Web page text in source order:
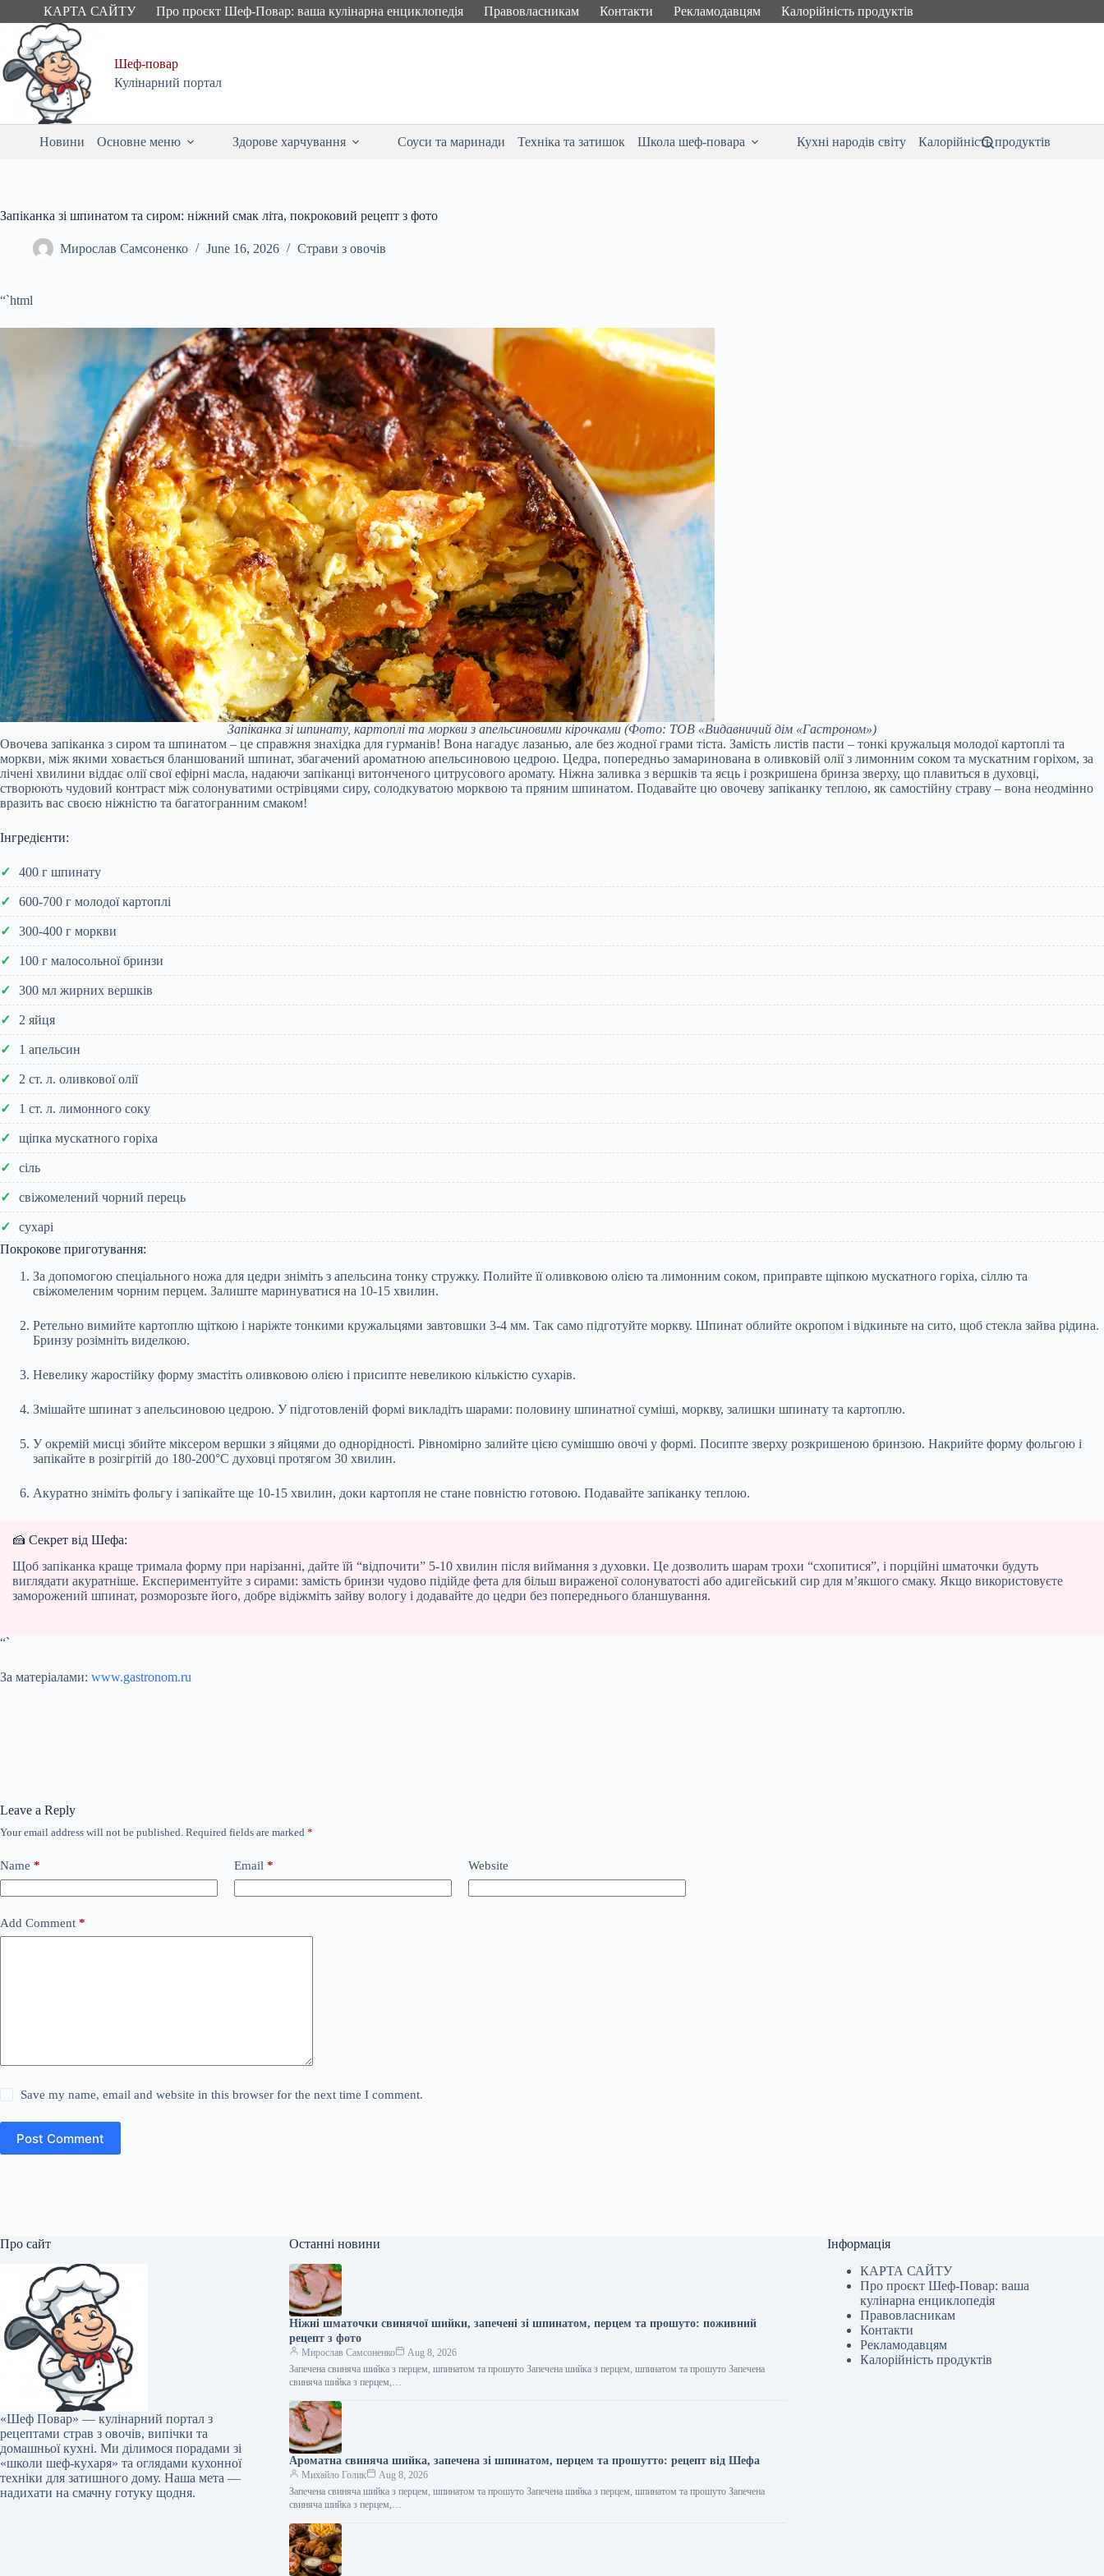
to
content
КАРТА САЙТУ Про проєкт Шеф-Повар: ваша кулінарна енциклопедія Правовласникам Контакти Рекламодавцям Калорійність продуктів
Шеф-повар
Кулінарний портал
Новини Основне меню Здорове харчування Соуси та маринади Техніка та затишок Школа шеф-повара Кухні народів світу Калорійність продуктів
Запіканка зі шпинатом та сиром: ніжний смак літа, покроковий рецепт з фото
Мирослав Самсоненко June 16, 2026 Страви з овочів
“`html
Запіканка зі шпинату, картоплі та моркви з апельсиновими кірочками (Фото: ТОВ «Видавничий дім «Гастроном»)
Овочева запіканка з сиром та шпинатом – це справжня знахідка для гурманів! Вона нагадує лазанью, але без жодної грами тіста. Замість листів пасти – тонкі кружальця молодої картоплі та
моркви, між якими ховається бланшований шпинат, збагачений ароматною апельсиновою цедрою. Цедра, попередньо замаринована в оливковій олії з лимонним соком та мускатним горіхом, за
лічені хвилини віддає олії свої ефірні масла, надаючи запіканці витонченого цитрусового аромату. Ніжна заливка з вершків та яєць і розкришена бринза зверху, що плавиться в духовці,
створюють чудовий контраст між солонуватими острівцями сиру, солодкуватою морквою та пряним шпинатом. Подавайте цю овочеву запіканку теплою, як самостійну страву – вона неодмінно
вразить вас своєю ніжністю та багатогранним смаком!
Інгредієнти:
400 г шпинату
600-700 г молодої картоплі
300-400 г моркви
100 г малосольної бринзи
300 мл жирних вершків
2 яйця
1 апельсин
2 ст. л. оливкової олії
1 ст. л. лимонного соку
щіпка мускатного горіха
сіль
свіжомелений чорний перець
сухарі
Покрокове приготування:
За допомогою спеціального ножа для цедри зніміть з апельсина тонку стружку. Полийте її оливковою олією та лимонним соком, приправте щіпкою мускатного горіха, сіллю та
свіжомеленим чорним перцем. Залиште маринуватися на 10-15 хвилин.
Ретельно вимийте картоплю щіткою і наріжте тонкими кружальцями завтовшки 3-4 мм. Так само підготуйте моркву. Шпинат облийте окропом і відкиньте на сито, щоб стекла зайва рідина.
Бринзу розімніть виделкою.
Невелику жаростійку форму змастіть оливковою олією і присипте невеликою кількістю сухарів.
Змішайте шпинат з апельсиновою цедрою. У підготовленій формі викладіть шарами: половину шпинатної суміші, моркву, залишки шпинату та картоплю.
У окремій мисці збийте міксером вершки з яйцями до однорідності. Рівномірно залийте цією сумішшю овочі у формі. Посипте зверху розкришеною бринзою. Накрийте форму фольгою і
запікайте в розігрітій до 180-200°С духовці протягом 30 хвилин.
Акуратно зніміть фольгу і запікайте ще 10-15 хвилин, доки картопля не стане повністю готовою. Подавайте запіканку теплою.
🍰 Секрет від Шефа:
Щоб запіканка краще тримала форму при нарізанні, дайте їй “відпочити” 5-10 хвилин після виймання з духовки. Це дозволить шарам трохи “схопитися”, і порційні шматочки будуть
виглядати акуратніше. Експериментуйте з сирами: замість бринзи чудово підійде фета для більш вираженої солонуватості або адигейський сир для м’якшого смаку. Якщо використовуєте
заморожений шпинат, розморозьте його, добре відіжміть зайву вологу і додавайте до цедри без попереднього бланшування.
“`
За матеріалами: www.gastronom.ru
Leave a Reply
Your email address will not be published. Required fields are marked *
Name * Email * Website
Add Comment *
Save my name, email and website in this browser for the next time I comment.
Post Comment
Про сайт
«Шеф Повар» — кулінарний портал з
рецептами страв з овочів, випічки та
домашньої кухні. Ми ділимося порадами зі
«школи шеф-кухаря» та оглядами кухонної
техніки для затишного дому. Наша мета —
надихати на смачну готуку щодня.
Останні новини
Ніжні шматочки свинячої шийки, запечені зі шпинатом, перцем та прошуто: поживний
рецепт з фото
Мирослав Самсоненко
Aug 8, 2026
Запечена свиняча шийка з перцем, шпинатом та прошуто Запечена шийка з перцем, шпинатом та прошуто Запечена
свиняча шийка з перцем,…
Ароматна свиняча шийка, запечена зі шпинатом, перцем та прошутто: рецепт від Шефа
Михайло Голик
Aug 8, 2026
Запечена свиняча шийка з перцем, шпинатом та прошуто Запечена шийка з перцем, шпинатом та прошуто Запечена
свиняча шийка з перцем,…
Інформація
КАРТА САЙТУ
Про проєкт Шеф-Повар: ваша
кулінарна енциклопедія
Правовласникам
Контакти
Рекламодавцям
Калорійність продуктів